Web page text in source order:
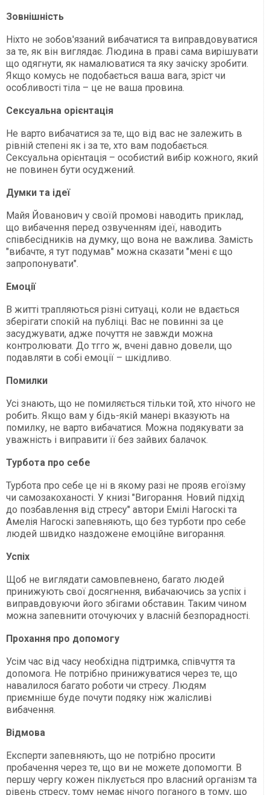
Зовнішність
Ніхто не зобов'язаний вибачатися та виправдовуватися
за те, як він виглядає. Людина в праві сама вирішувати
що одягнути, як намалюватися та яку зачіску зробити.
Якщо комусь не подобається ваша вага, зріст чи
особливості тіла – це не ваша провина.
Сексуальна орієнтація
Не варто вибачатися за те, що від вас не залежить в
рівній степені як і за те, хто вам подобається.
Сексуальна орієнтація – особистий вибір кожного, який
не повинен бути осуджений.
Думки та ідеї
Майя Йованович у своїй промові наводить приклад,
що вибачення перед озвученням ідеї, наводить
співбесідників на думку, що вона не важлива. Замість
"вибачте, я тут подумав" можна сказати "мені є що
запропонувати".
Емоції
В житті трапляються різні ситуаці, коли не вдається
зберігати спокій на публіці. Вас не повинні за це
засуджувати, адже почуття не завжди можна
контролювати. До тгго ж, вчені давно довели, що
подавляти в собі емоції – шкідливо.
Помилки
Усі знають, що не помиляється тільки той, хто нічого не
робить. Якщо вам у бідь-якій манері вказують на
помилку, не варто вибачатися. Можна подякувати за
уважність і виправити її без зайвих балачок.
Турбота про себе
Турбота про себе це ні в якому разі не прояв егоїзму
чи самозакоханості. У книзі "Вигорання. Новий підхід
до позбавлення від стресу" автори Емілі Нагоскі та
Амелія Нагоскі запевняють, що без турботи про себе
людей швидко наздожене емоційне вигорання.
Успіх
Щоб не виглядати самовпевнено, багато людей
принижують свої досягнення, вибачаючись за успіх і
виправдовуючи його збігами обставин. Таким чином
можна запевнити оточуючих у власній безпорадності.
Прохання про допомогу
Усім час від часу необхідна підтримка, співчуття та
допомога. Не потрібно принижуватися через те, що
навалилося багато роботи чи стресу. Людям
приємніше буде почути подяку ніж жалісливі
вибачення.
Відмова
Експерти запевняють, що не потрібно просити
пробачення через те, що ви не можете допомогти. В
першу чергу кожен піклується про власний організм та
рівень стресу, тому немає нічого поганого в тому, що